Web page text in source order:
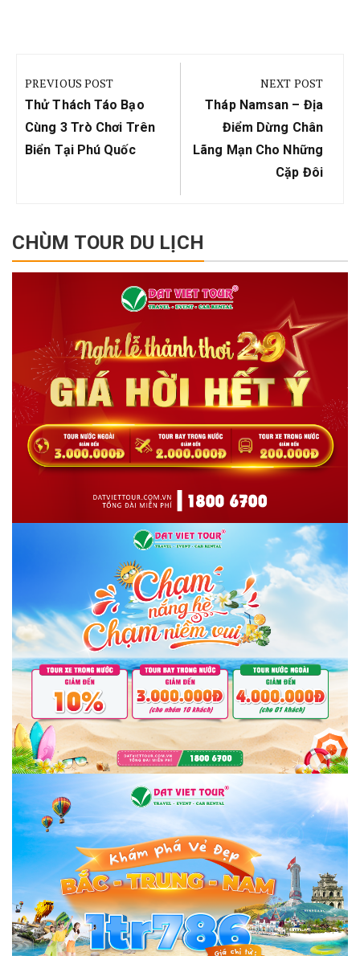
hướng
bài
viết
PREVIOUS POST
Previous
Post:
Thử Thách Táo Bạo
Cùng 3 Trò Chơi Trên
Biển Tại Phú Quốc
NEXT POST
Next
Post:
Tháp Namsan – Địa
Điểm Dừng Chân
Lãng Mạn Cho Những
Cặp Đôi
CHÙM TOUR DU LỊCH